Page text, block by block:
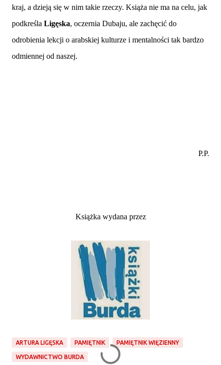
kraj, a dzieją się w nim takie rzeczy. Książa nie ma na celu, jak
podkreśla Ligęska, oczernia Dubaju, ale zachęcić do
odrobienia lekcji o arabskiej kulturze i mentalności tak bardzo
odmiennej od naszej.
P.P.
Książka wydana przez
ARTURA LIGĘSKA PAMIĘTNIK PAMIĘTNIK WIĘZIENNY
WYDAWNICTWO BURDA